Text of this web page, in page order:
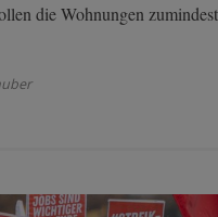
die Wohnungen